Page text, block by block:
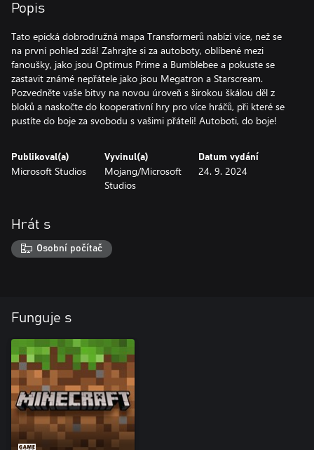
Popis
Tato epická dobrodružná mapa Transformerů nabízí více, než se
na první pohled zdá! Zahrajte si za autoboty, oblíbené mezi
fanoušky, jako jsou Optimus Prime a Bumblebee a pokuste se
zastavit známé nepřátele jako jsou Megatron a Starscream.
Pozvedněte vaše bitvy na novou úroveň s širokou škálou děl z
bloků a naskočte do kooperativní hry pro více hráčů, při které se
pustíte do boje za svobodu s vašimi přáteli! Autoboti, do boje!
Publikoval(a)
Microsoft Studios
Vyvinul(a)
Mojang/Microsoft
Studios
Datum vydání
24. 9. 2024
Hrát s
Osobní počítač
Funguje s